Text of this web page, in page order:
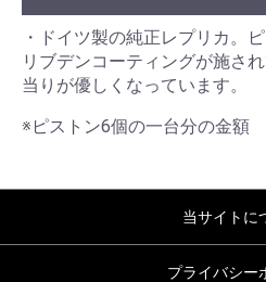
・ドイツ製の純正レプリカ。
リブデンコーティングが施さ
当りが優しくなっています。
※ピストン6個の一台分の金額
当サイトに
プライバシー